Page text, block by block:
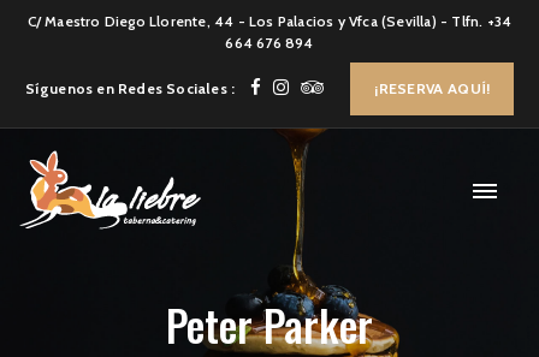
C/ Maestro Diego Llorente, 44 - Los Palacios y Vfca (Sevilla) - Tlfn. +34
664 676 894
Síguenos en Redes Sociales : ¡RESERVA AQUÍ!
Peter Parker